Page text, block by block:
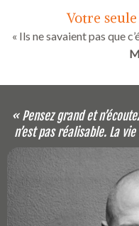
Votre
« Ils ne savaient pas que
« Pensez grand et
n’est pas réalisable. La